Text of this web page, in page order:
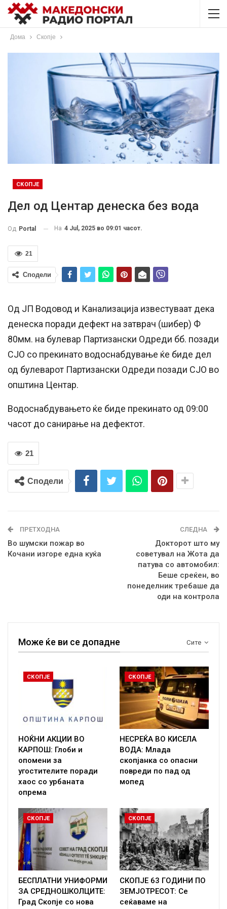
Дома Скопје
СКОПЈЕ
Дел од Центар денеска без вода
Од Portal На 4 Jul, 2025 во 09:01 часот.
21
Сподели
Од ЈП Водовод и Канализација известуваат дека
денеска поради дефект на затврач (шибер) Ф
80мм. на булевар Партизански Одреди бб. позади
СЈО со прекинато водоснабдување ќе биде дел
од булеварот Партизански Одреди позади СЈО во
општина Центар.
Водоснабдувањето ќе биде прекинато од 09:00
часот до санирање на дефектот.
21
Сподели
ПРЕТХОДНА
Во шумски пожар во
Кочани изгоре една куќа
СЛЕДНА
Докторот што му
советувал на Жота да
патува со автомобил:
Беше среќен, во
понеделник требаше да
оди на контрола
Сите
Може ќе ви се допадне
СКОПЈЕ
НОЌНИ АКЦИИ ВО
КАРПОШ: Глоби и
опомени за
угостителите поради
хаос со урбаната
опрема
СКОПЈЕ
НЕСРЕЌА ВО КИСЕЛА
ВОДА: Млада
скопјанка со опасни
повреди по пад од
мопед
СКОПЈЕ
БЕСПЛАТНИ УНИФОРМИ
ЗА СРЕДНОШКОЛЦИТЕ:
Град Скопје со нова
СКОПЈЕ
СКОПЈЕ 63 ГОДИНИ ПО
ЗЕМЈОТРЕСОТ: Се
сеќаваме на